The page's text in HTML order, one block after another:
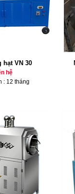
hạt VN 30
hệ
: 12 tháng